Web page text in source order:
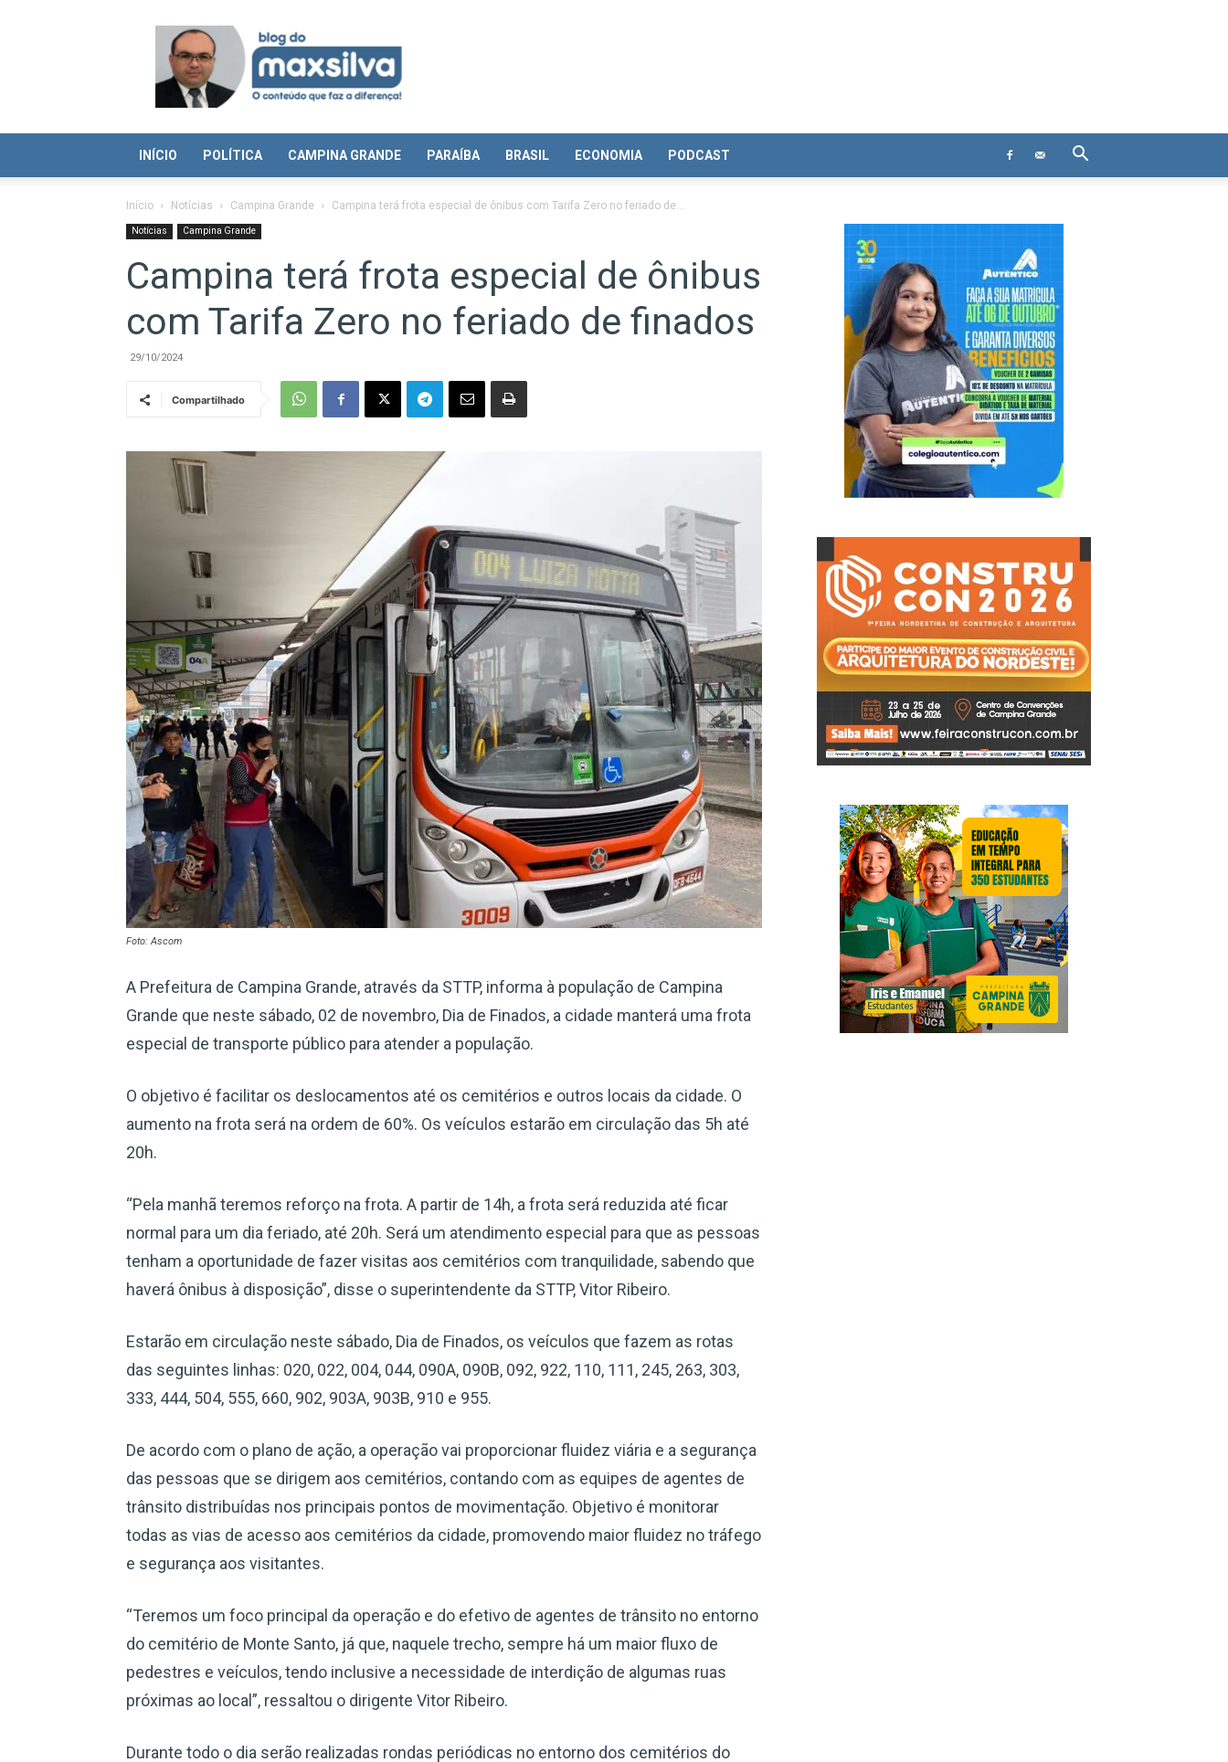
Blog
Max
Silva
INÍCIO POLÍTICA CAMPINA GRANDE PARAÍBA BRASIL ECONOMIA PODCAST
Início Notícias Campina Grande Campina terá frota especial de ônibus com Tarifa Zero no feriado de...
Notícias Campina Grande
Campina terá frota especial de ônibus
com Tarifa Zero no feriado de finados
29/10/2024
Compartilhado
Foto: Ascom
A Prefeitura de Campina Grande, através da STTP, informa à população de Campina
Grande que neste sábado, 02 de novembro, Dia de Finados, a cidade manterá uma frota
especial de transporte público para atender a população.
O objetivo é facilitar os deslocamentos até os cemitérios e outros locais da cidade. O
aumento na frota será na ordem de 60%. Os veículos estarão em circulação das 5h até
20h.
“Pela manhã teremos reforço na frota. A partir de 14h, a frota será reduzida até ficar
normal para um dia feriado, até 20h. Será um atendimento especial para que as pessoas
tenham a oportunidade de fazer visitas aos cemitérios com tranquilidade, sabendo que
haverá ônibus à disposição”, disse o superintendente da STTP, Vitor Ribeiro.
Estarão em circulação neste sábado, Dia de Finados, os veículos que fazem as rotas
das seguintes linhas: 020, 022, 004, 044, 090A, 090B, 092, 922, 110, 111, 245, 263, 303,
333, 444, 504, 555, 660, 902, 903A, 903B, 910 e 955.
De acordo com o plano de ação, a operação vai proporcionar fluidez viária e a segurança
das pessoas que se dirigem aos cemitérios, contando com as equipes de agentes de
trânsito distribuídas nos principais pontos de movimentação. Objetivo é monitorar
todas as vias de acesso aos cemitérios da cidade, promovendo maior fluidez no tráfego
e segurança aos visitantes.
“Teremos um foco principal da operação e do efetivo de agentes de trânsito no entorno
do cemitério de Monte Santo, já que, naquele trecho, sempre há um maior fluxo de
pedestres e veículos, tendo inclusive a necessidade de interdição de algumas ruas
próximas ao local”, ressaltou o dirigente Vitor Ribeiro.
Durante todo o dia serão realizadas rondas periódicas no entorno dos cemitérios do